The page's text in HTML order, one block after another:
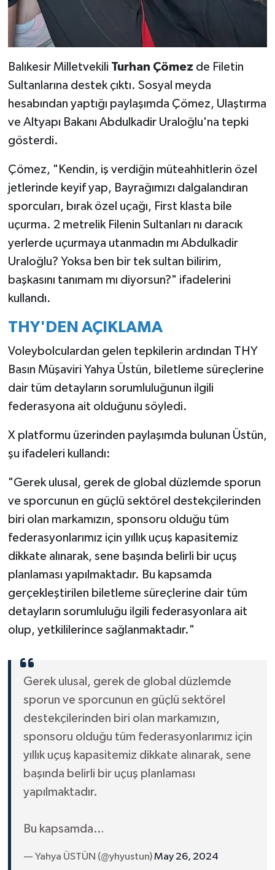
Balıkesir Milletvekili Turhan Çömez de Filetin
Sultanlarına destek çıktı. Sosyal meyda
hesabından yaptığı paylaşımda Çömez, Ulaştırma
ve Altyapı Bakanı Abdulkadir Uraloğlu'na tepki
gösterdi.
Çömez, "Kendin, iş verdiğin müteahhitlerin özel
jetlerinde keyif yap, Bayrağımızı dalgalandıran
sporcuları, bırak özel uçağı, First klasta bile
uçurma. 2 metrelik Filenin Sultanları nı daracık
yerlerde uçurmaya utanmadın mı Abdulkadir
Uraloğlu? Yoksa ben bir tek sultan bilirim,
başkasını tanımam mı diyorsun?" ifadelerini
kullandı.
THY'DEN AÇIKLAMA
Voleybolculardan gelen tepkilerin ardından THY
Basın Müşaviri Yahya Üstün, biletleme süreçlerine
dair tüm detayların sorumluluğunun ilgili
federasyona ait olduğunu söyledi.
X platformu üzerinden paylaşımda bulunan Üstün,
şu ifadeleri kullandı:
"Gerek ulusal, gerek de global düzlemde sporun
ve sporcunun en güçlü sektörel destekçilerinden
biri olan markamızın, sponsoru olduğu tüm
federasyonlarımız için yıllık uçuş kapasitemiz
dikkate alınarak, sene başında belirli bir uçuş
planlaması yapılmaktadır. Bu kapsamda
gerçekleştirilen biletleme süreçlerine dair tüm
detayların sorumluluğu ilgili federasyonlara ait
olup, yetkililerince sağlanmaktadır."
Gerek ulusal, gerek de global düzlemde
sporun ve sporcunun en güçlü sektörel
destekçilerinden biri olan markamızın,
sponsoru olduğu tüm federasyonlarımız için
yıllık uçuş kapasitemiz dikkate alınarak, sene
başında belirli bir uçuş planlaması
yapılmaktadır.
Bu kapsamda…
— Yahya ÜSTÜN (@yhyustun)May 26, 2024